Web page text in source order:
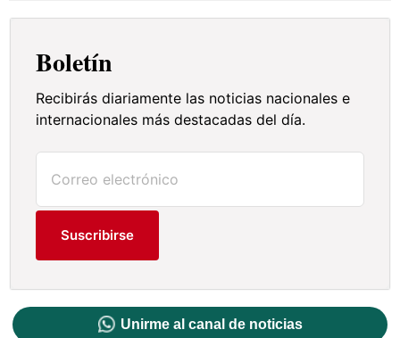
Boletín
Recibirás diariamente las noticias nacionales e
internacionales más destacadas del día.
Suscribirse
Unirme al canal de noticias